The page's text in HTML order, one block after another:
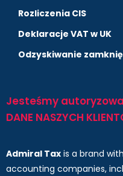
Rozliczenia CIS
Deklaracje VAT w UK
Odzyskiwanie
Jesteśmy
DANE NASZYCH
Admiral Tax is a brand
accounting companies,